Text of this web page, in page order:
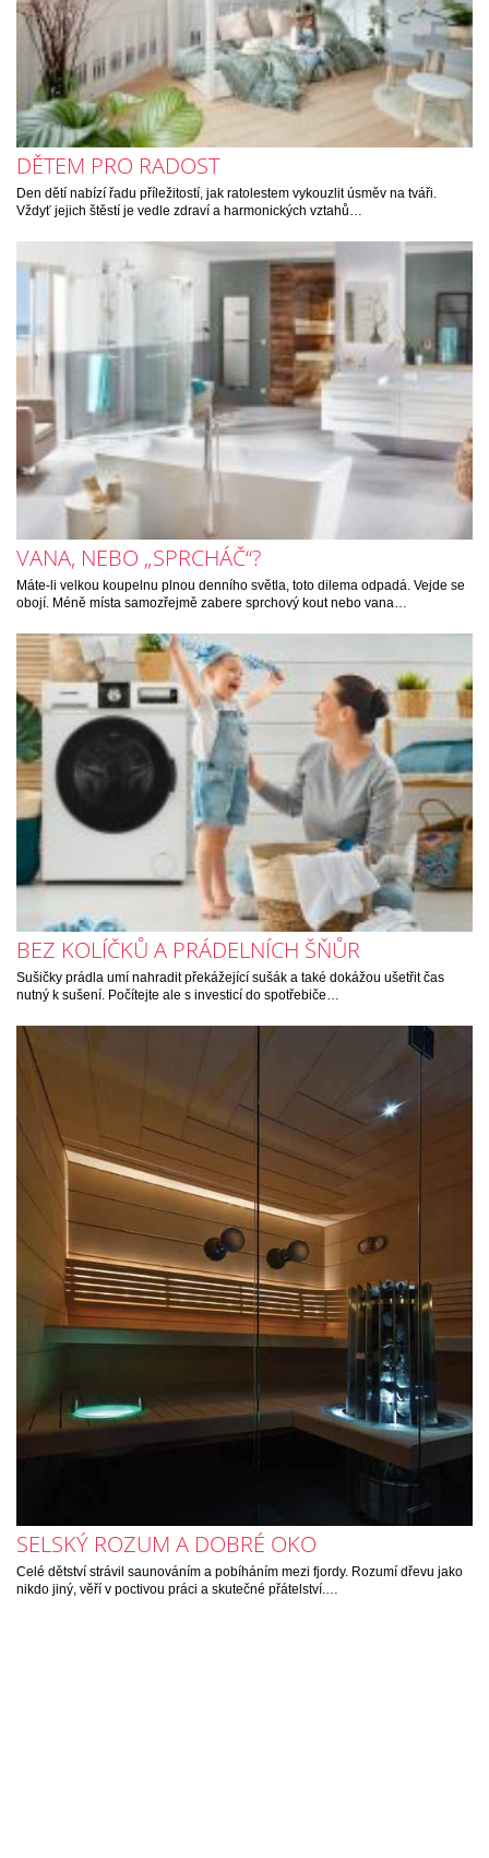
DĚTEM PRO RADOST
Den dětí nabízí řadu příležitostí, jak ratolestem vykouzlit úsměv na tváři.
Vždyť jejich štěstí je vedle zdraví a harmonických vztahů…
VANA, NEBO „SPRCHÁČ“?
Máte-li velkou koupelnu plnou denního světla, toto dilema odpadá. Vejde se
obojí. Méně místa samozřejmě zabere sprchový kout nebo vana…
BEZ KOLÍČKŮ A PRÁDELNÍCH ŠŇŮR
Sušičky prádla umí nahradit překážející sušák a také dokážou ušetřit čas
nutný k sušení. Počítejte ale s investicí do spotřebiče…
SELSKÝ ROZUM A DOBRÉ OKO
Celé dětství strávil saunováním a pobíháním mezi fjordy. Rozumí dřevu jako
nikdo jiný, věří v poctivou práci a skutečné přátelství.…